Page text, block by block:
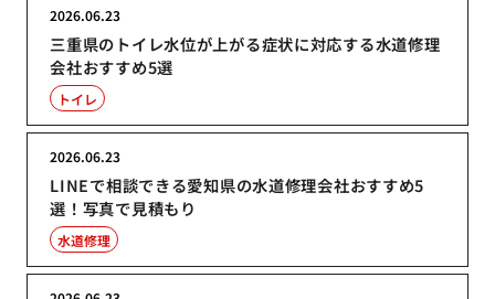
三重県のトイレ水位が上がる症状に対応する水道修理
会社おすすめ5選
2026.06.23
トイレ
LINEで相談できる愛知県の水道修理会社おすすめ5
選！写真で見積もり
2026.06.23
水道修理